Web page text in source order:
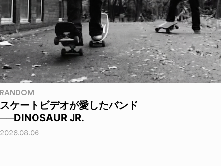
RANDOM
スケートビデオが愛したバンド
──DINOSAUR JR.
2026.08.06